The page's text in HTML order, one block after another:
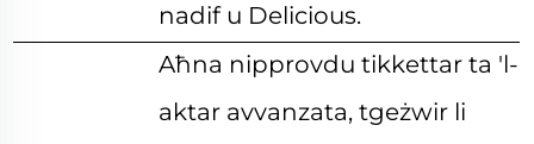
nadif u Delicious.
Aħna nipprovdu tikkettar ta 'l-
aktar avvanzata, tgeżwir li